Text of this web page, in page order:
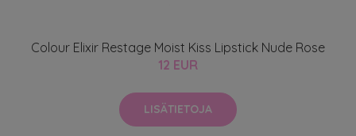
Colour Elixir Restage Moist Kiss Lipstick Nude Rose
12 EUR
LISÄTIETOJA